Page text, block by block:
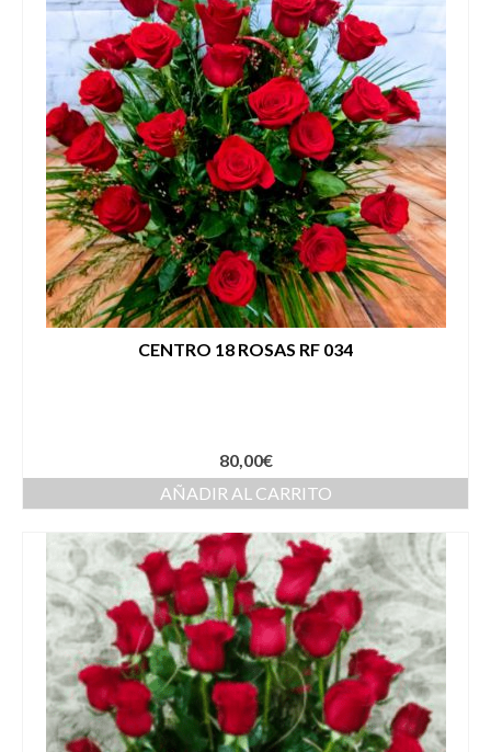
CENTRO 18 ROSAS RF 034
80,00€
AÑADIR AL CARRITO